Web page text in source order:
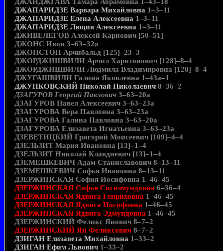
ДЖАНДЖГАВА Тамара Абрамовна 1–43–18
ДЖАПАРИДЗЕ Варвара Михайловна 1–3–11
ДЖАПАРИДЗЕ Елена Алексеевна 1–3–11
ДЖАПАРИДЗЕ Люция Алексеевна 1–3–11
ДЖИВЕЛЕГОВ Алексей Карпович [50–51]
ДЖОНС Ивон 3–63–32а
ДЖОНСТОН Арчибальд [125]–23–3
ДЖОРДЖИШВИЛИ Арчил Харитонович [128]–8–4
ДЖОРДЖИШВИЛИ Людмила Владимировна [128]–8–4
ДЖУГАШВИЛИ Галина Яковлевна 1–43а–1
ДЖУНКОВСКИЙ Николай Николаевич 8–36–2
ДЗАГУРОВ Георгий Павлович 3–63–20а
ДЗАГУРОВ Павел Алексеевич 3–63–23а
ДЗАГУРОВА Вера Павловна 3–63–23а
ДЗАГУРОВА Галина Павловна 3–63–20а
ДЗАГУРОВА Елизавета Игнатьевна 3–63–23а
ДЗЕВЕТИЦКИЙ Григорий Моисеевич [109]–4–4
ДЗЕЛЬЗИТ Мария Ивановна [13]–1–4
ДЗЕЛЬЗИТ Николай Клавдиевич [13]–1–4
ДЗЕМЕШКЕВИЧ Адам Станиславович 8–13–11
ДЗЕМЕШКЕВИЧ Софья Ивановна 8–13–11
ДЗЕРЖИНСКАЯ София Иосифовна 1–46–45
ДЗЕРЖИНСКАЯ Софья Сигизмундовна 6–36–4
ДЗЕРЖИНСКАЯ Ядвига Генриховна 1–46–45
ДЗЕРЖИНСКАЯ Ядвига Иосифовна 1–46–45
ДЗЕРЖИНСКАЯ Ядвига Эдмундовна 1–46–45
ДЗЕРЖИНСКИЙ Феликс Янович 8–7–2
ДЗЕРЖИНСКИЙ Ян Феликсович 8–7–2
ДЗИГАН Елизавета Михайловна 1–33–2
ДЗИГАН Ефим Львович 1–33–2